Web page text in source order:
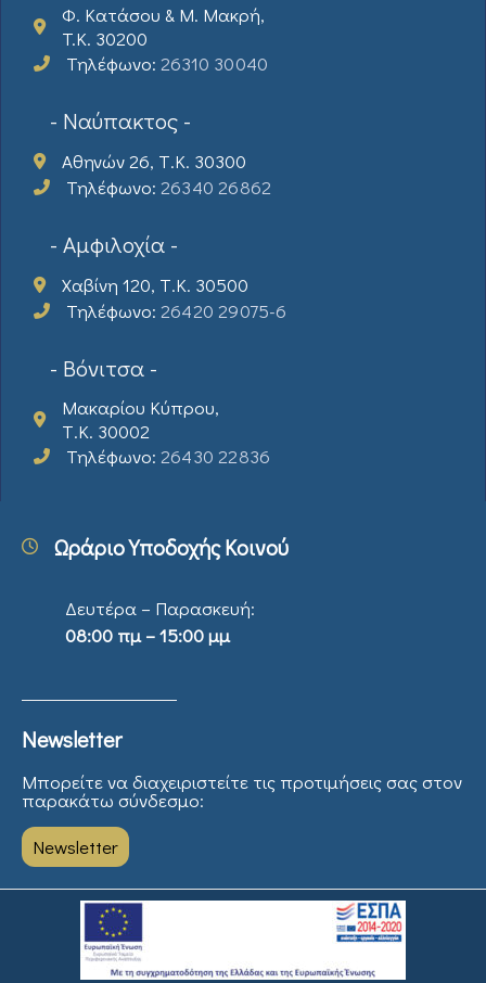
Φ. Κατάσου & Μ. Μακρή,
T.K. 30200
Τηλέφωνο: 26310 30040
- Ναύπακτος -
Αθηνών 26, Τ.Κ. 30300
Τηλέφωνο: 26340 26862
- Αμφιλοχία -
Χαβίνη 120, Τ.Κ. 30500
Τηλέφωνο: 26420 29075-6
- Βόνιτσα -
Μακαρίου Κύπρου,
Τ.Κ. 30002
Τηλέφωνο: 26430 22836
Ωράριο Υποδοχής Κοινού
Δευτέρα – Παρασκευή:
08:00 πμ – 15:00 μμ
Newsletter
Μπορείτε να διαχειριστείτε τις προτιμήσεις σας στον
παρακάτω σύνδεσμο:
Newsletter